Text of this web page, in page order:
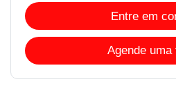
Entre em
Agende uma